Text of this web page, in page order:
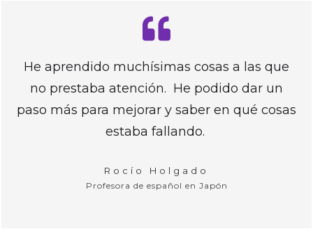
He aprendido muchísimas cosas a las que
no prestaba atención. He podido dar un
paso más para mejorar y saber en qué cosas
estaba fallando.
Rocío Holgado
Profesora de español en Japón